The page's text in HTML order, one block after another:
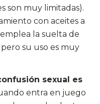
son muy limitadas).
con aceites a
la suelta de
su uso es muy
sexual es
entra en juego